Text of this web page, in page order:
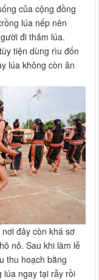
của cộng đồng
lúa nếp nên
đi thăm lúa.
tiện dùng rìu đốn
lúa không còn ăn
đây còn khá sơ
nỏ. Sau khi làm lễ
thu hoạch bằng
lúa ngay tại rẫy rồi